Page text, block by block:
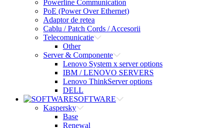
Powerline Communication
PoE (Power Over Ethernet)
Adaptor de retea
Cablu / Patch Cords / Accesorii
Telecomunicatie
Other
Server & Componente
Lenovo System x server options
IBM / LENOVO SERVERS
Lenovo ThinkServer options
DELL
SOFTWARE
Kaspersky
Base
Renewal